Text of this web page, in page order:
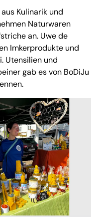
Kulinarik und
Naturwaren
an. Uwe de
Imkerprodukte und
Utensilien und
gab es von BoDiJu